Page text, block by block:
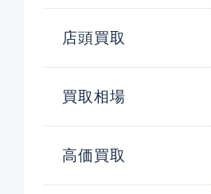
店頭買取
買取相場
高価買取